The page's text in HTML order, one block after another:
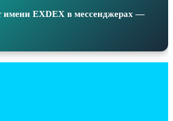
имени EXDEX в мессенджерах —